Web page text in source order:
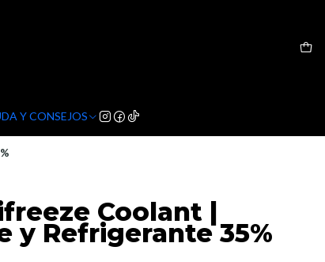
Y CONSEJOS
Coolant |
y Refrigerante 35%